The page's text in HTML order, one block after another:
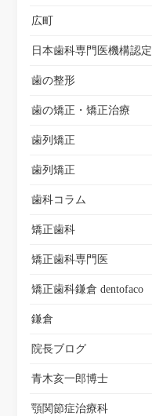
広町
日本歯科専門医機構認
歯の整形
歯の矯正・矯正治療
歯列矯正
歯列矯正
歯科コラム
矯正歯科
矯正歯科専門医
矯正歯科鎌倉 dentofaco
鎌倉
院長ブログ
青木亥一郎博士
顎関節症治療科